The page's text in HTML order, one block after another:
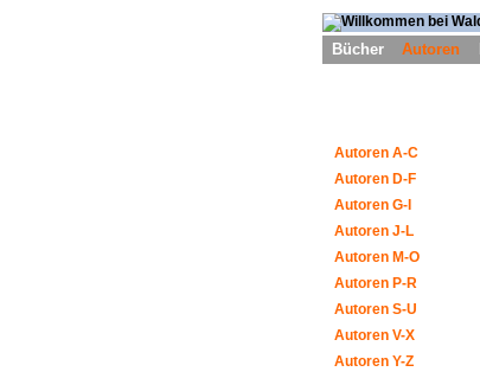
Bücher Autoren
Autoren A-C
Autoren D-F
Autoren G-I
Autoren J-L
Autoren M-O
Autoren P-R
Autoren S-U
Autoren V-X
Autoren Y-Z